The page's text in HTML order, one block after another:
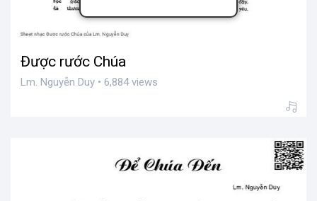
Được rước Chúa
Lm. Nguyễn Duy • 6,884 views